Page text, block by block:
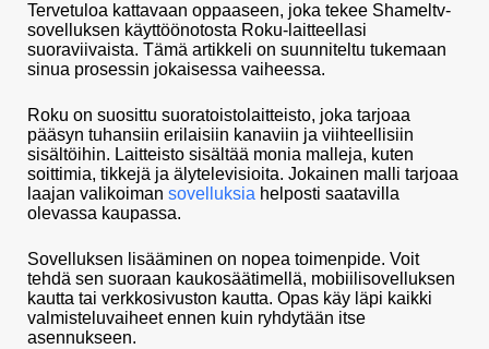
Tervetuloa kattavaan oppaaseen, joka tekee Shameltv-
sovelluksen käyttöönotosta Roku-laitteellasi
suoraviivaista. Tämä artikkeli on suunniteltu tukemaan
sinua prosessin jokaisessa vaiheessa.
Roku on suosittu suoratoistolaitteisto, joka tarjoaa
pääsyn tuhansiin erilaisiin kanaviin ja viihteellisiin
sisältöihin. Laitteisto sisältää monia malleja, kuten
soittimia, tikkejä ja älytelevisioita. Jokainen malli tarjoaa
laajan valikoiman sovelluksia helposti saatavilla
olevassa kaupassa.
Sovelluksen lisääminen on nopea toimenpide. Voit
tehdä sen suoraan kaukosäätimellä, mobiilisovelluksen
kautta tai verkkosivuston kautta. Opas käy läpi kaikki
valmisteluvaiheet ennen kuin ryhdytään itse
asennukseen.